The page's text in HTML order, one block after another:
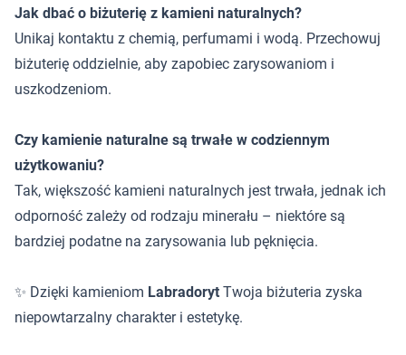
Jak dbać o biżuterię z kamieni naturalnych?
Unikaj kontaktu z chemią, perfumami i wodą. Przechowuj
biżuterię oddzielnie, aby zapobiec zarysowaniom i
uszkodzeniom.
Czy kamienie naturalne są trwałe w codziennym
użytkowaniu?
Tak, większość kamieni naturalnych jest trwała, jednak ich
odporność zależy od rodzaju minerału – niektóre są
bardziej podatne na zarysowania lub pęknięcia.
✨ Dzięki kamieniom Labradoryt Twoja biżuteria zyska
niepowtarzalny charakter i estetykę.